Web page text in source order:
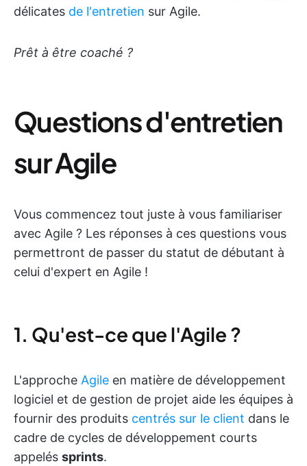
délicates de l'entretien sur Agile.
Prêt à être coaché ?
Questions d'entretien
sur Agile
Vous commencez tout juste à vous familiariser
avec Agile ? Les réponses à ces questions vous
permettront de passer du statut de débutant à
celui d'expert en Agile !
1. Qu'est-ce que l'Agile ?
L'approche Agile en matière de développement
logiciel et de gestion de projet aide les équipes à
fournir des produits centrés sur le client dans le
cadre de cycles de développement courts
appelés sprints.